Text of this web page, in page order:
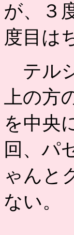
が、３
度目は
テル
上の
を中央
回、パ
ゃんと
ない。